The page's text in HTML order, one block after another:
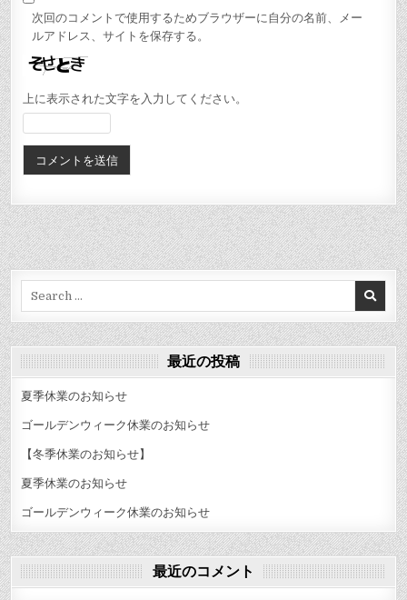
次回のコメントで使用するためブラウザーに自分の名前、メー
ルアドレス、サイトを保存する。
上に表示された文字を入力してください。
最近の投稿
夏季休業のお知らせ
ゴールデンウィーク休業のお知らせ
【冬季休業のお知らせ】
夏季休業のお知らせ
ゴールデンウィーク休業のお知らせ
最近のコメント